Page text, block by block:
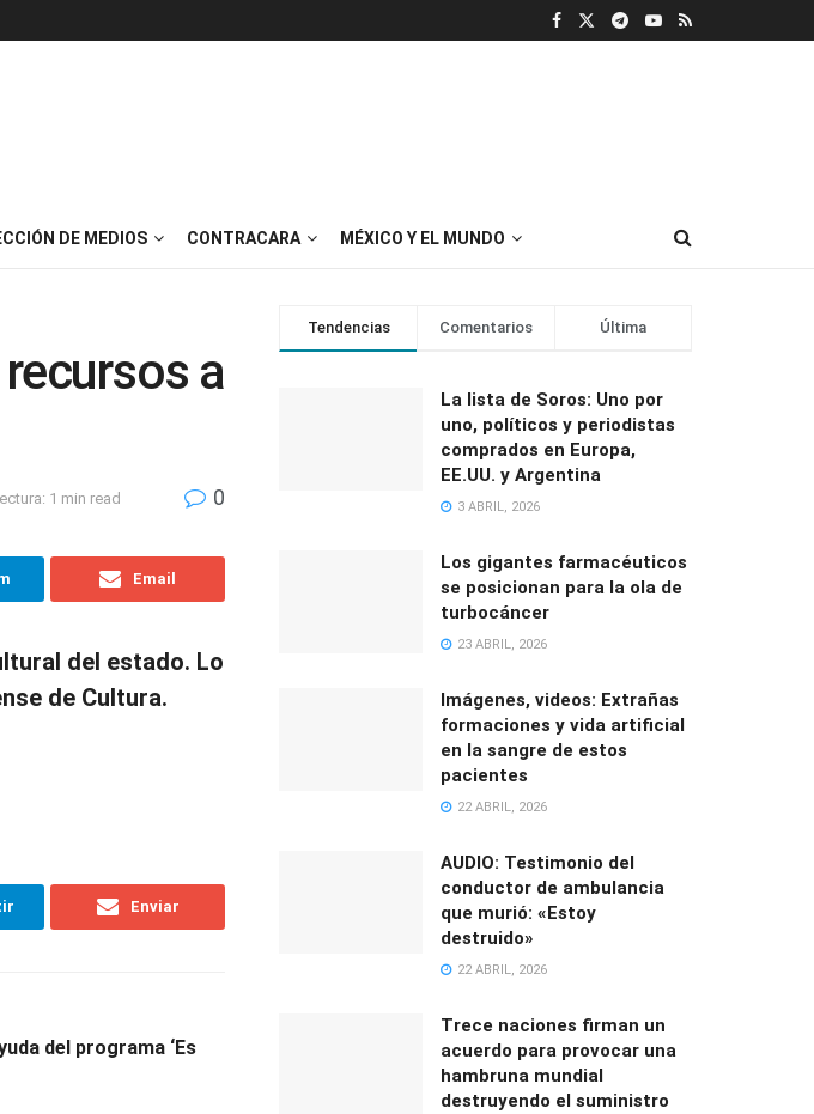
DE MEDIOS CONTRACARA MÉXICO Y EL MUNDO
a
1 min read 0
Email
del estado. Lo
de Cultura.
Enviar
del programa ‘Es
Tendencias Comentarios Última
La lista de Soros: Uno por
uno, políticos y periodistas
comprados en Europa,
EE.UU. y Argentina
3 ABRIL, 2026
Los gigantes farmacéuticos
se posicionan para la ola de
turbocáncer
23 ABRIL, 2026
Imágenes, videos: Extrañas
formaciones y vida artificial
en la sangre de estos
pacientes
22 ABRIL, 2026
AUDIO: Testimonio del
conductor de ambulancia
que murió: «Estoy
destruido»
22 ABRIL, 2026
Trece naciones firman un
acuerdo para provocar una
hambruna mundial
destruyendo el suministro